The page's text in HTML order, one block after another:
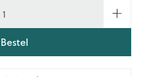
Bestel